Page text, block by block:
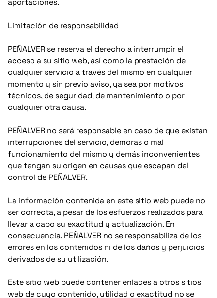
aportaciones.
Limitación de responsabilidad
PEÑALVER se reserva el derecho a interrumpir el
acceso a su sitio web, así como la prestación de
cualquier servicio a través del mismo en cualquier
momento y sin previo aviso, ya sea por motivos
técnicos, de seguridad, de mantenimiento o por
cualquier otra causa.
PEÑALVER no será responsable en caso de que existan
interrupciones del servicio, demoras o mal
funcionamiento del mismo y demás inconvenientes
que tengan su origen en causas que escapan del
control de PEÑALVER.
La información contenida en este sitio web puede no
ser correcta, a pesar de los esfuerzos realizados para
llevar a cabo su exactitud y actualización. En
consecuencia, PEÑALVER no se responsabiliza de los
errores en los contenidos ni de los daños y perjuicios
derivados de su utilización.
Este sitio web puede contener enlaces a otros sitios
web de cuyo contenido, utilidad o exactitud no se